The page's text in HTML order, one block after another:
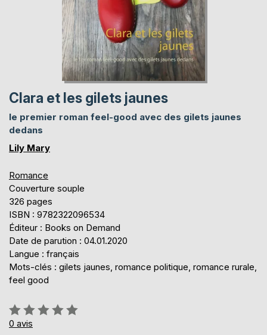
Clara et les gilets jaunes
le premier roman feel-good avec des gilets jaunes
dedans
Lily Mary
Romance
Couverture souple
326 pages
ISBN : 9782322096534
Éditeur : Books on Demand
Date de parution : 04.01.2020
Langue : français
Mots-clés : gilets jaunes, romance politique, romance rurale,
feel good
Évaluation:
0%
0 avis